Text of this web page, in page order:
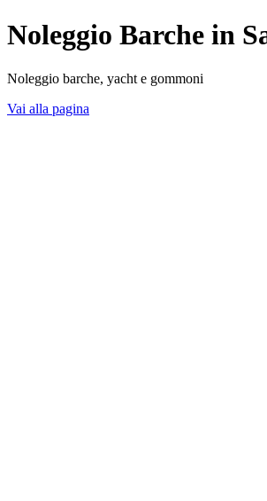
Noleggio Barche in
Noleggio barche, yacht e gommoni
Vai alla pagina